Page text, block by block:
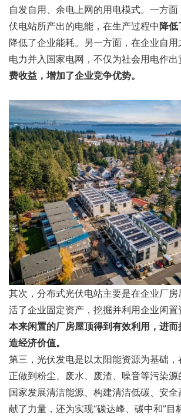
自发自用、余电上网的用电模式。一方
伏电站所产出的电能，在生产过程中 降低
降低了企业能耗。另一方面，在企业自
电力并入国家电网，不仅为社会用电作出
费收益，增加了企业竞争优势。
其次，分布式光伏电站主要是在企业厂
活了企业固定资产，挖掘并利用企业闲置
本来闲置的厂房屋顶得到有效利用，进
造经济价值。
第三，光伏发电是以太阳能资源为基础
正做到粉尘、废水、废渣、噪音等污染
国家发展清洁能源、构建清洁低碳、安
献了力量，还为实现“碳达峰、碳中和”目